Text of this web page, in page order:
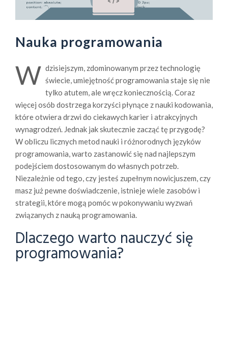
Nauka programowania
W dzisiejszym, zdominowanym przez technologię
świecie, umiejętność programowania staje się nie
tylko atutem, ale wręcz koniecznością. Coraz
więcej osób dostrzega korzyści płynące z nauki kodowania,
które otwiera drzwi do ciekawych karier i atrakcyjnych
wynagrodzeń. Jednak jak skutecznie zacząć tę przygodę?
W obliczu licznych metod nauki i różnorodnych języków
programowania, warto zastanowić się nad najlepszym
podejściem dostosowanym do własnych potrzeb.
Niezależnie od tego, czy jesteś zupełnym nowicjuszem, czy
masz już pewne doświadczenie, istnieje wiele zasobów i
strategii, które mogą pomóc w pokonywaniu wyzwań
związanych z nauką programowania.
Dlaczego warto nauczyć się
programowania?